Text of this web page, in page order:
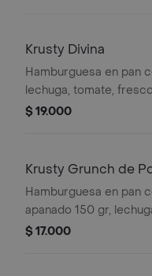
Krusty Divina
Hamburguesa en pan
lechuga, tomate,
caramelizada,
$ 19.000
Krusty Grunch de
Hamburguesa en pan
apanado 150 gr,
frescos, pepinillos,
$ 17.000